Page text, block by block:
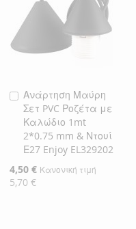
Ανάρτηση Μαύρη
Σετ PVC Ροζέτα με
Καλώδιο 1mt
2*0.75 mm & Ντουί
Ε27 Enjoy EL329202
Ειδική
Τιμή
4,50 € Κανονική τιμή
5,70 €
Προσθήκη
στο
Καλάθι